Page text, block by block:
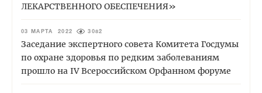
ЛЕКАРСТВЕННОГО ОБЕСПЕЧЕНИЯ»
03 МАРТА 2022 3082
Заседание экспертного совета Комитета Госдумы
по охране здоровья по редким заболеваниям
прошло на IV Всероссийском Орфанном форуме